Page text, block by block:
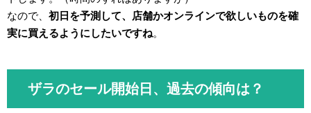
なので、 初日を予測して、店舗かオンラインで欲しいものを確
実に買えるようにしたいですね。
ザラのセール開始日、過去の傾向は？